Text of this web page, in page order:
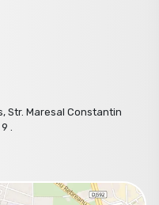
Str. Maresal Constantin
.